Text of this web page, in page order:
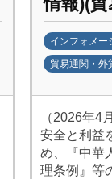
インフォメー
貿易通関・外
日
中
投
（2026年
安全と利益
め、『中華
理条例』等